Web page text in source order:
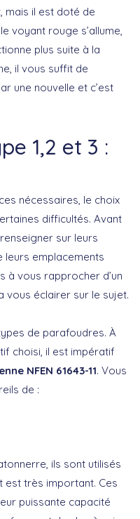
mais il est doté de
voyant rouge s’allume,
plus suite à la
il vous suffit de
une nouvelle et c’est
1,2 et 3 :
nécessaires, le choix
difficultés. Avant
sur leurs
leurs emplacements
à vous rapprocher d’un
vous éclairer sur le sujet.
de parafoudres. À
choisi, il est impératif
NFEN 61643-11. Vous
de :
ils sont utilisés
est très important. Ces
puissante capacité